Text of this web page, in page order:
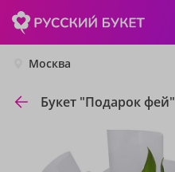
Москва
Букет "Подарок фей"